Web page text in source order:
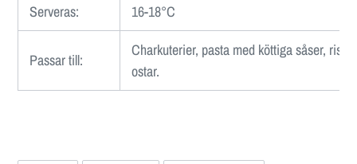
Serveras:
16-18°C
Passar till:
Charkuterier, pasta med köttiga såser,
ostar.